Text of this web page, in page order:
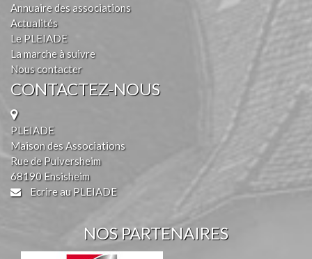
Annuaire des associations
Actualités
Le PLEIADE
La marche à suivre
Nous contacter
CONTACTEZ-NOUS
PLEIADE
Maison des Associations
Rue de Pulversheim
68190 Ensisheim
Ecrire au PLEIADE
NOS PARTENAIRES